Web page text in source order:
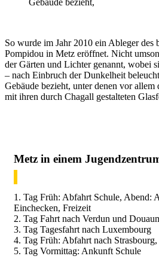
So wurde im Jahr 2010 ein Ableger des
Pompidou in Metz eröffnet. Nicht
der Gärten und Lichter genannt, wobei
– nach Einbruch der Dunkelheit
Gebäude bezieht, unter denen vor
mit ihren durch Chagall gestalteten
Metz in einem
1. Tag Früh: Abfahrt Schule, Abend:
Einchecken, Freizeit
2. Tag Fahrt nach Verdun und
3. Tag Tagesfahrt nach Luxembourg
4. Tag Früh: Abfahrt nach
5. Tag Vormittag: Ankunft Schule